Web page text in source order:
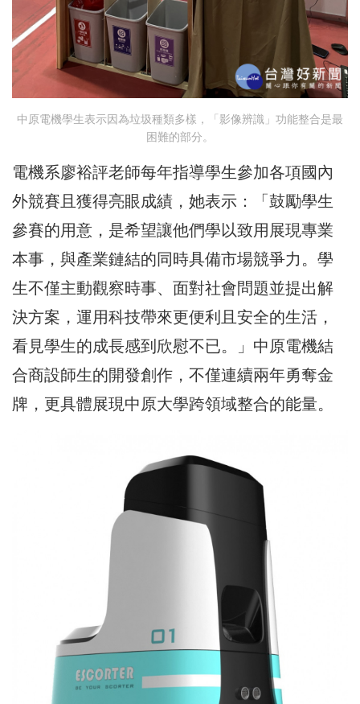
中原電機學生表示因為垃圾種類多樣，「影像辨識」功能整合是最
困難的部分。
電機系廖裕評老師每年指導學生參加各項國內
外競賽且獲得亮眼成績，她表示：「鼓勵學生
參賽的用意，是希望讓他們學以致用展現專業
本事，與產業鏈結的同時具備市場競爭力。學
生不僅主動觀察時事、面對社會問題並提出解
決方案，運用科技帶來更便利且安全的生活，
看見學生的成長感到欣慰不已。」中原電機結
合商設師生的開發創作，不僅連續兩年勇奪金
牌，更具體展現中原大學跨領域整合的能量。